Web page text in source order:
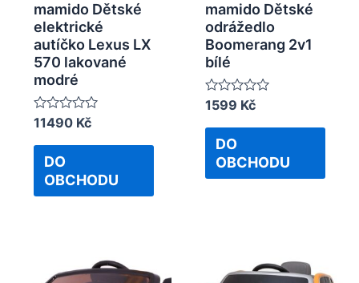
mamido Dětské
elektrické
autíčko Lexus LX
570 lakované
modré
Rated
out
11490 Kč
DO
OBCHODU
mamido Dětské
odrážedlo
Boomerang 2v1
bílé
Rated
out
1599 Kč
DO
OBCHODU